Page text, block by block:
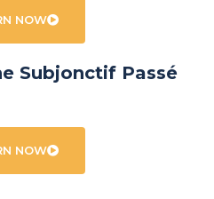
NOW
Subjonctif Passé
NOW